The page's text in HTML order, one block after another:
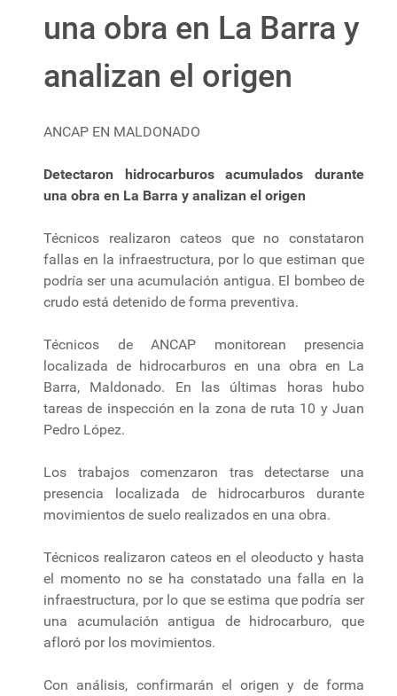
una obra en La Barra y
analizan el origen
ANCAP EN MALDONADO
Detectaron hidrocarburos acumulados durante
una obra en La Barra y analizan el origen
Técnicos realizaron cateos que no constataron
fallas en la infraestructura, por lo que estiman que
podría ser una acumulación antigua. El bombeo de
crudo está detenido de forma preventiva.
Técnicos de ANCAP monitorean presencia
localizada de hidrocarburos en una obra en La
Barra, Maldonado. En las últimas horas hubo
tareas de inspección en la zona de ruta 10 y Juan
Pedro López.
Los trabajos comenzaron tras detectarse una
presencia localizada de hidrocarburos durante
movimientos de suelo realizados en una obra.
Técnicos realizaron cateos en el oleoducto y hasta
el momento no se ha constatado una falla en la
infraestructura, por lo que se estima que podría ser
una acumulación antigua de hidrocarburo, que
afloró por los movimientos.
Con análisis, confirmarán el origen y de forma